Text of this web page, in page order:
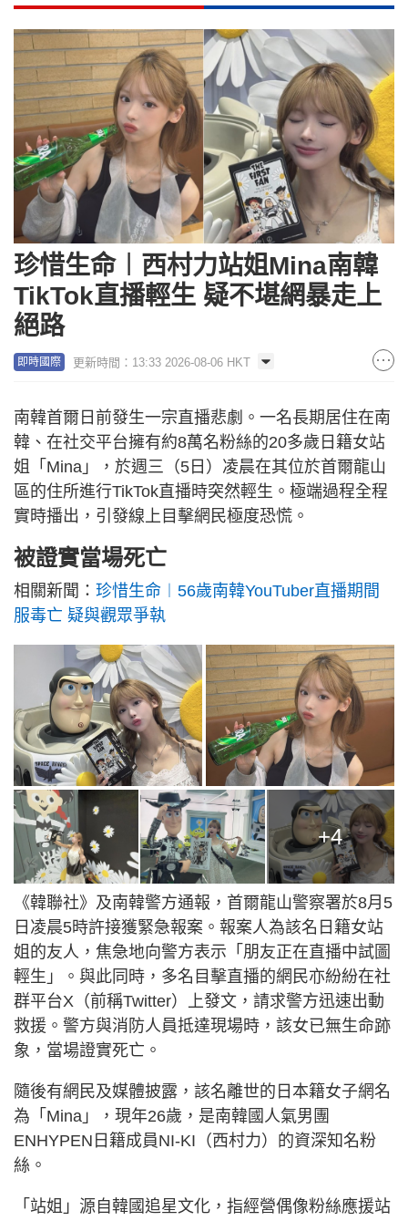
珍惜生命︱西村力站姐Mina南韓
TikTok直播輕生 疑不堪網暴走上
絕路
即時國際 更新時間：13:33 2026-08-06 HKT
南韓首爾日前發生一宗直播悲劇。一名長期居住在南
韓、在社交平台擁有約8萬名粉絲的20多歲日籍女站
姐「Mina」，於週三（5日）凌晨在其位於首爾龍山
區的住所進行TikTok直播時突然輕生。極端過程全程
實時播出，引發線上目擊網民極度恐慌。
被證實當場死亡
相關新聞： 珍惜生命︱56歲南韓YouTuber直播期間
服毒亡 疑與觀眾爭執
+4
《韓聯社》及南韓警方通報，首爾龍山警察署於8月5
日凌晨5時許接獲緊急報案。報案人為該名日籍女站
姐的友人，焦急地向警方表示「朋友正在直播中試圖
輕生」。與此同時，多名目擊直播的網民亦紛紛在社
群平台X（前稱Twitter）上發文，請求警方迅速出動
救援。警方與消防人員抵達現場時，該女已無生命跡
象，當場證實死亡。
隨後有網民及媒體披露，該名離世的日本籍女子網名
為「Mina」，現年26歲，是南韓國人氣男團
ENHYPEN日籍成員NI-KI（西村力）的資深知名粉
絲。
「站姐」源自韓國追星文化，指經營偶像粉絲應援站